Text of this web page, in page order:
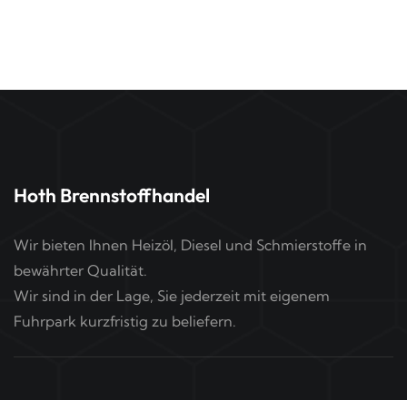
Hoth Brennstoffhandel
Wir bieten Ihnen Heizöl, Diesel und Schmierstoffe in
bewährter Qualität.
Wir sind in der Lage, Sie jederzeit mit eigenem
Fuhrpark kurzfristig zu beliefern.